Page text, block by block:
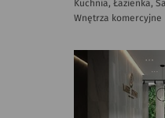
Kuchnia, Łazienka,
Wnętrza komercyjne